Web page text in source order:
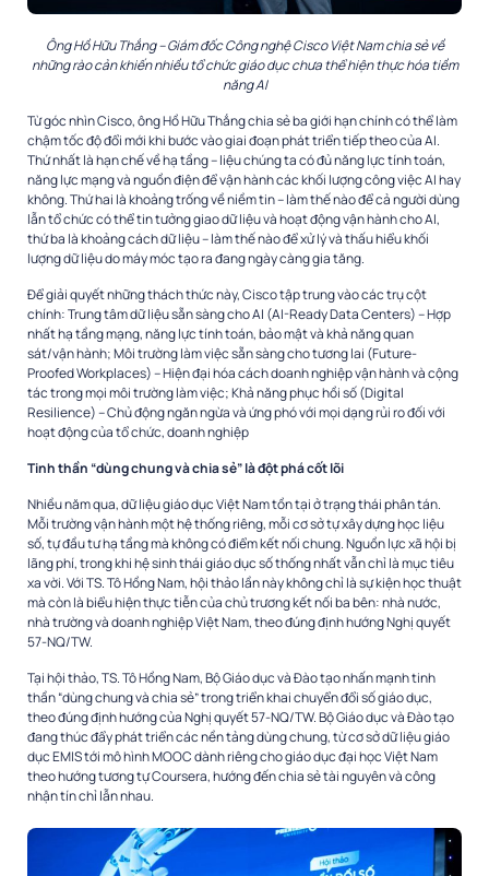
Ông Hồ Hữu Thắng – Giám đốc Công nghệ Cisco Việt Nam chia sẻ về
những rào cản khiến nhiều tổ chức giáo dục chưa thể hiện thực hóa tiềm
năng AI
Từ góc nhìn Cisco, ông Hồ Hữu Thắng chia sẻ ba giới hạn chính có thể làm
chậm tốc độ đổi mới khi bước vào giai đoạn phát triển tiếp theo của AI.
Thứ nhất là hạn chế về hạ tầng – liệu chúng ta có đủ năng lực tính toán,
năng lực mạng và nguồn điện để vận hành các khối lượng công việc AI hay
không. Thứ hai là khoảng trống về niềm tin – làm thế nào để cả người dùng
lẫn tổ chức có thể tin tưởng giao dữ liệu và hoạt động vận hành cho AI,
thứ ba là khoảng cách dữ liệu – làm thế nào để xử lý và thấu hiểu khối
lượng dữ liệu do máy móc tạo ra đang ngày càng gia tăng.
Để giải quyết những thách thức này, Cisco tập trung vào các trụ cột
chính: Trung tâm dữ liệu sẵn sàng cho AI (AI-Ready Data Centers) – Hợp
nhất hạ tầng mạng, năng lực tính toán, bảo mật và khả năng quan
sát/vận hành; Môi trường làm việc sẵn sàng cho tương lai (Future-
Proofed Workplaces) – Hiện đại hóa cách doanh nghiệp vận hành và cộng
tác trong mọi môi trường làm việc; Khả năng phục hồi số (Digital
Resilience) – Chủ động ngăn ngừa và ứng phó với mọi dạng rủi ro đối với
hoạt động của tổ chức, doanh nghiệp
Tinh thần “dùng chung và chia sẻ” là đột phá cốt lõi
Nhiều năm qua, dữ liệu giáo dục Việt Nam tồn tại ở trạng thái phân tán.
Mỗi trường vận hành một hệ thống riêng, mỗi cơ sở tự xây dựng học liệu
số, tự đầu tư hạ tầng mà không có điểm kết nối chung. Nguồn lực xã hội bị
lãng phí, trong khi hệ sinh thái giáo dục số thống nhất vẫn chỉ là mục tiêu
xa vời. Với TS. Tô Hồng Nam, hội thảo lần này không chỉ là sự kiện học thuật
mà còn là biểu hiện thực tiễn của chủ trương kết nối ba bên: nhà nước,
nhà trường và doanh nghiệp Việt Nam, theo đúng định hướng Nghị quyết
57-NQ/TW.
Tại hội thảo, TS. Tô Hồng Nam, Bộ Giáo dục và Đào tạo nhấn mạnh tinh
thần “dùng chung và chia sẻ” trong triển khai chuyển đổi số giáo dục,
theo đúng định hướng của Nghị quyết 57-NQ/TW. Bộ Giáo dục và Đào tạo
đang thúc đẩy phát triển các nền tảng dùng chung, từ cơ sở dữ liệu giáo
dục EMIS tới mô hình MOOC dành riêng cho giáo dục đại học Việt Nam
theo hướng tương tự Coursera, hướng đến chia sẻ tài nguyên và công
nhận tín chỉ lẫn nhau.